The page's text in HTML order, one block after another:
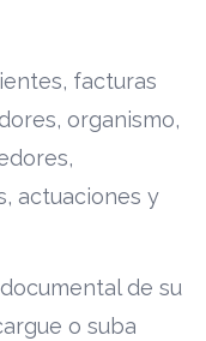
facturas
organismo,
actuaciones y
de su
o suba